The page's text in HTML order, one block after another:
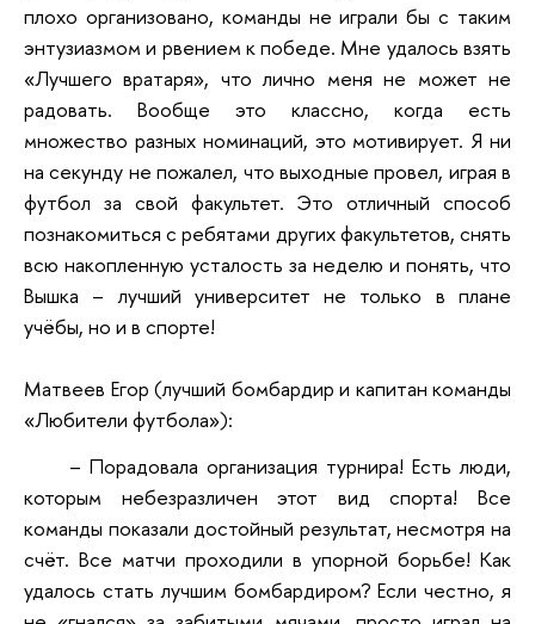
плохо организовано, команды не играли бы с таким
энтузиазмом и рвением к победе. Мне удалось взять
«Лучшего вратаря», что лично меня не может не
радовать. Вообще это классно, когда есть
множество разных номинаций, это мотивирует. Я ни
на секунду не пожалел, что выходные провел, играя в
футбол за свой факультет. Это отличный способ
познакомиться с ребятами других факультетов, снять
всю накопленную усталость за неделю и понять, что
Вышка – лучший университет не только в плане
учёбы, но и в спорте!
Матвеев Егор (лучший бомбардир и капитан команды
«Любители футбола»):
– Порадовала организация турнира! Есть люди,
которым небезразличен этот вид спорта! Все
команды показали достойный результат, несмотря на
счёт. Все матчи проходили в упорной борьбе! Как
удалось стать лучшим бомбардиром? Если честно, я